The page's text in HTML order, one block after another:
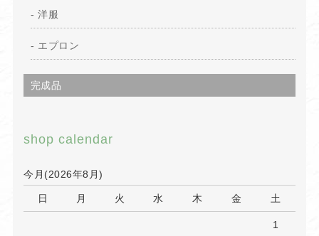
洋服
エプロン
完成品
shop calendar
今月(2026年8月)
日 月 火 水 木 金 土
1